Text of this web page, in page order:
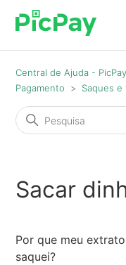
Central de Ajuda -
Pagamento
Saques
Sacar
Por que meu
saquei?